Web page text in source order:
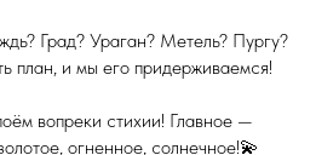
Град? Ураган? Метель? Пургу?
план, и мы его придерживаемся!
вопреки стихии! Главное —
огненное, солнечное!💫